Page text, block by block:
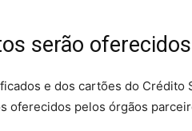
serão
e dos cartões do Crédito
oferecidos pelos órgãos